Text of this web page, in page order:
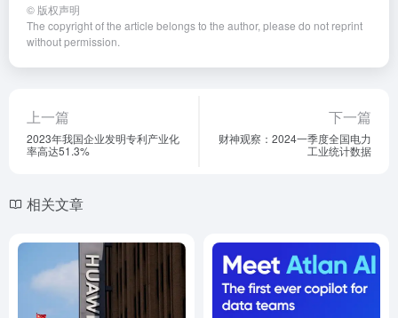
© 版权声明
The copyright of the article belongs to the author, please do not reprint
without permission.
上一篇
2023年我国企业发明专利产业化
率高达51.3%
下一篇
财神观察：2024一季度全国电力
工业统计数据
相关文章